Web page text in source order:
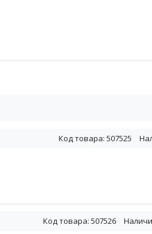
Код товара: 507525
Код товара: 507526